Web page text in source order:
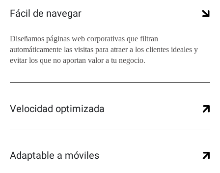
Fácil de navegar
Diseñamos páginas web corporativas que filtran
automáticamente las visitas para atraer a los clientes ideales y
evitar los que no aportan valor a tu negocio.
Velocidad optimizada
Adaptable a móviles